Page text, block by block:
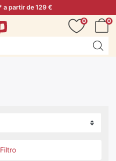
a partir de 129 €
0
0
Filtro